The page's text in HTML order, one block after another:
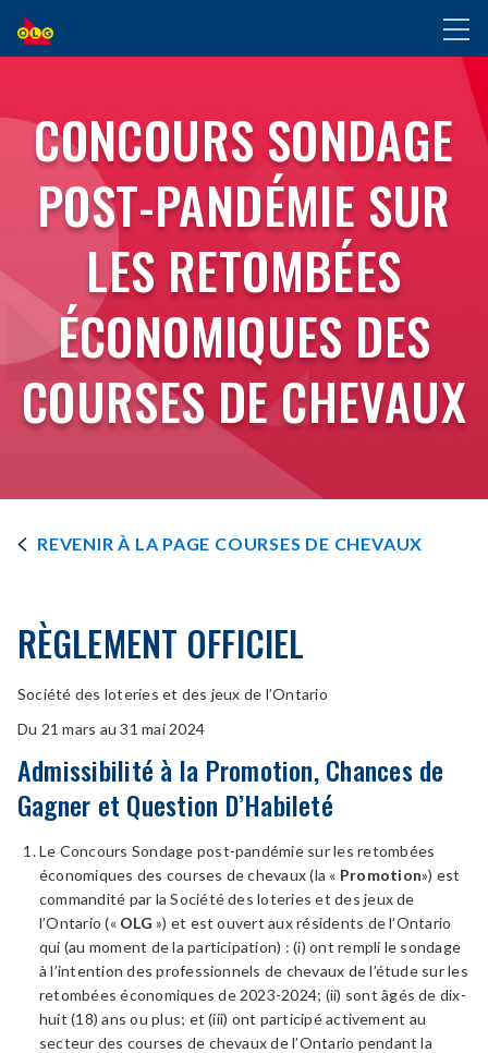
ALLER
AU
CONTENU
SONDAGE
POST-
PANDÉMIE
SUR
LES
RETOMBÉES
ÉCONOMIQUES
DES
COURSES
DE
CHEVAUX
CONCOURS SONDAGE
POST-PANDÉMIE SUR
LES RETOMBÉES
ÉCONOMIQUES DES
COURSES DE CHEVAUX
REVENIR À LA PAGE COURSES DE CHEVAUX
RÈGLEMENT OFFICIEL
Société des loteries et des jeux de l’Ontario
Du 21 mars au 31 mai 2024
Admissibilité à la Promotion, Chances de
Gagner et Question D’Habileté
Le Concours Sondage post-pandémie sur les retombées
économiques des courses de chevaux (la « Promotion») est
commandité par la Société des loteries et des jeux de
l’Ontario (« OLG ») et est ouvert aux résidents de l’Ontario
qui (au moment de la participation) : (i) ont rempli le sondage
à l’intention des professionnels de chevaux de l’étude sur les
retombées économiques de 2023-2024; (ii) sont âgés de dix-
huit (18) ans ou plus; et (iii) ont participé activement au
secteur des courses de chevaux de l’Ontario pendant la